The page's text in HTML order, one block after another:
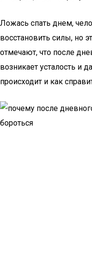
Ложась спать днем,
восстановить силы, но
отмечают, что после
возникает усталость и
происходит и как